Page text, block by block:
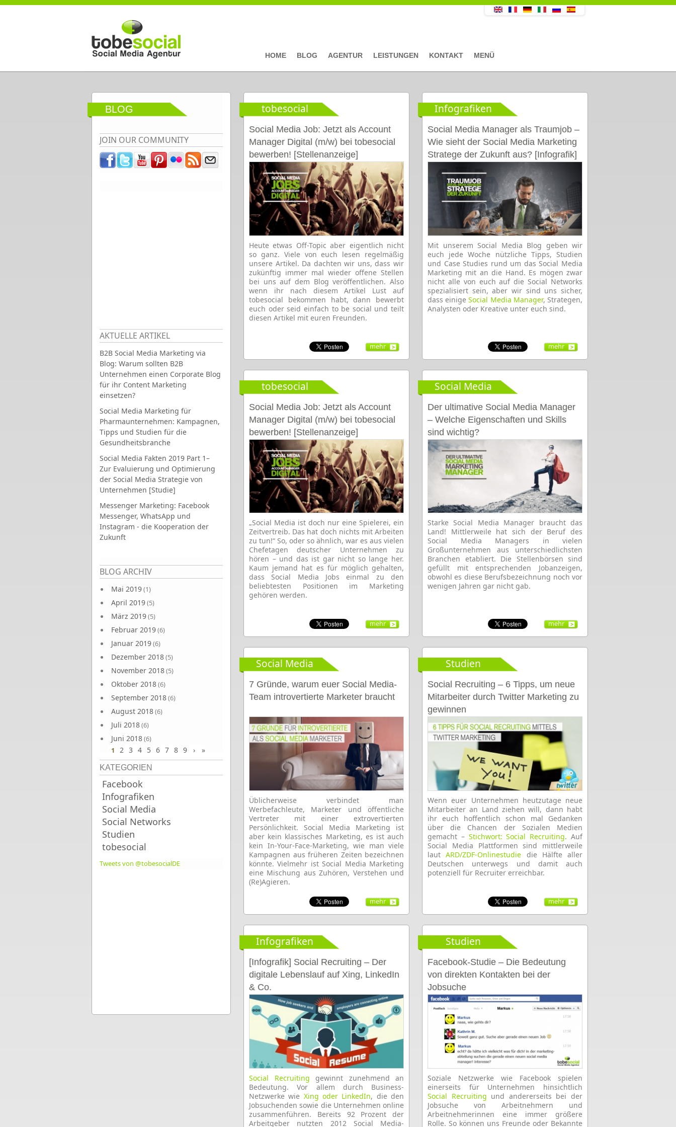
Direkt zum Inhalt
HOME BLOG AGENTUR LEISTUNGEN KONTAKT MENÜ
BLOG
JOIN OUR COMMUNITY
AKTUELLE ARTIKEL
B2B Social Media Marketing via
Blog: Warum sollten B2B
Unternehmen einen Corporate Blog
für ihr Content Marketing
einsetzen?
Social Media Marketing für
Pharmaunternehmen: Kampagnen,
Tipps und Studien für die
Gesundheitsbranche
Social Media Fakten 2019 Part 1–
Zur Evaluierung und Optimierung
der Social Media Strategie von
Unternehmen [Studie]
Messenger Marketing: Facebook
Messenger, WhatsApp und
Instagram - die Kooperation der
Zukunft
BLOG ARCHIV
Mai 2019(1)
April 2019(5)
März 2019(5)
Februar 2019(6)
Januar 2019(6)
Dezember 2018(5)
November 2018(5)
Oktober 2018(6)
September 2018(6)
August 2018(6)
Juli 2018(6)
Juni 2018(6)
Seiten
1 2 3 4 5 6 7 8 9 › »
KATEGORIEN
Facebook
Infografiken
Social Media
Social Networks
Studien
tobesocial
Tweets von @tobesocialDE
tobesocial
Social Media Job: Jetzt als Account
Manager Digital (m/w) bei tobesocial
bewerben! [Stellenanzeige]
Heute etwas Off-Topic aber eigentlich nicht
so ganz. Viele von euch lesen regelmäßig
unsere Artikel. Da dachten wir uns, dass wir
zukünftig immer mal wieder offene Stellen
bei uns auf dem Blog veröffentlichen. Also
wenn ihr nach diesem Artikel Lust auf
tobesocial bekommen habt, dann bewerbt
euch oder seid einfach to be social und teilt
diesen Artikel mit euren Freunden.
mehr
Infografiken
Social Media Manager als Traumjob –
Wie sieht der Social Media Marketing
Stratege der Zukunft aus? [Infografik]
Mit unserem Social Media Blog geben wir
euch jede Woche nützliche Tipps, Studien
und Case Studies rund um das Social Media
Marketing mit an die Hand. Es mögen zwar
nicht alle von euch auf die Social Networks
spezialisiert sein, aber wir sind uns sicher,
dass einigeSocial Media Manager, Strategen,
Analysten oder Kreative unter euch sind.
mehr
tobesocial
Social Media Job: Jetzt als Account
Manager Digital (m/w) bei tobesocial
bewerben! [Stellenanzeige]
„Social Media ist doch nur eine Spielerei, ein
Zeitvertreib. Das hat doch nichts mit Arbeiten
zu tun!“ So, oder so ähnlich, war es aus vielen
Chefetagen deutscher Unternehmen zu
hören – und das ist gar nicht so lange her.
Kaum jemand hat es für möglich gehalten,
dass Social Media Jobs einmal zu den
beliebtesten Positionen im Marketing
gehören werden.
mehr
Social Media
Der ultimative Social Media Manager
– Welche Eigenschaften und Skills
sind wichtig?
Starke Social Media Manager braucht das
Land! Mittlerweile hat sich der Beruf des
Social Media Managers in vielen
Großunternehmen aus unterschiedlichsten
Branchen etabliert. Die Stellenbörsen sind
gefüllt mit entsprechenden Jobanzeigen,
obwohl es diese Berufsbezeichnung noch vor
wenigen Jahren gar nicht gab.
mehr
Social Media
7 Gründe, warum euer Social Media-
Team introvertierte Marketer braucht
Üblicherweise verbindet man
Werbefachleute, Marketer und öffentliche
Vertreter mit einer extrovertierten
Persönlichkeit. Social Media Marketing ist
aber kein klassisches Marketing, es ist auch
kein In-Your-Face-Marketing, wie man viele
Kampagnen aus früheren Zeiten bezeichnen
könnte. Vielmehr ist Social Media Marketing
eine Mischung aus Zuhören, Verstehen und
(Re)Agieren.
mehr
Studien
Social Recruiting – 6 Tipps, um neue
Mitarbeiter durch Twitter Marketing zu
gewinnen
Wenn euer Unternehmen heutzutage neue
Mitarbeiter an Land ziehen will, dann habt
ihr euch hoffentlich schon mal Gedanken
über die Chancen der Sozialen Medien
gemacht – Stichwort: Social Recruiting. Auf
Social Media Plattformen sind mittlerweile
lautARD/ZDF-Onlinestudie die Hälfte aller
Deutschen unterwegs und damit auch
potenziell für Recruiter erreichbar.
mehr
Infografiken
[Infografik] Social Recruiting – Der
digitale Lebenslauf auf Xing, LinkedIn
& Co.
Social Recruiting gewinnt zunehmend an
Bedeutung. Vor allem durch Business-
Netzwerke wie Xing oder LinkedIn, die den
Jobsuchenden sowie die Unternehmen online
zusammenführen. Bereits 92 Prozent der
Arbeitgeber nutzten 2012 Social Media-
Studien
Facebook-Studie – Die Bedeutung
von direkten Kontakten bei der
Jobsuche
Soziale Netzwerke wie Facebook spielen
einerseits für Unternehmen hinsichtlich
Social Recruiting und andererseits bei der
Jobsuche von Arbeitnehmern und
Arbeitnehmerinnen eine immer größere
Rolle. So können uns Freunde oder Bekannte